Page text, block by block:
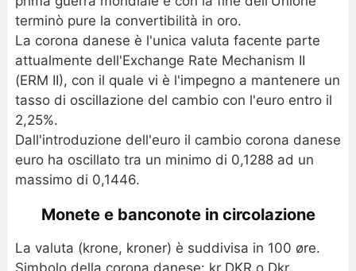
terminò pure la convertibilità in oro.
La corona danese è l'unica valuta facente parte
attualmente dell'Exchange Rate Mechanism II
(ERM II), con il quale vi è l'impegno a mantenere un
tasso di oscillazione del cambio con l'euro entro il
2,25%.
Dall'introduzione dell'euro il cambio corona danese
euro ha oscillato tra un minimo di 0,1288 ad un
massimo di 0,1446.
Monete e banconote in circolazione
La valuta (krone, kroner) è suddivisa in 100 øre.
Simbolo della corona danese: kr DKR o Dkr.